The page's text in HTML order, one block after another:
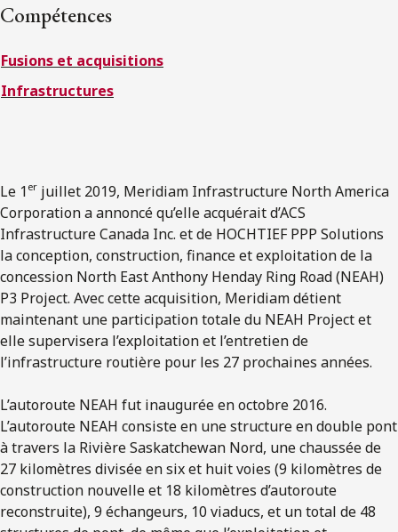
Compétences
Fusions et acquisitions
Infrastructures
Le 1 er juillet 2019, Meridiam Infrastructure North America
Corporation a annoncé qu’elle acquérait d’ACS
Infrastructure Canada Inc. et de HOCHTIEF PPP Solutions
la conception, construction, finance et exploitation de la
concession North East Anthony Henday Ring Road (NEAH)
P3 Project. Avec cette acquisition, Meridiam détient
maintenant une participation totale du NEAH Project et
elle supervisera l’exploitation et l’entretien de
l’infrastructure routière pour les 27 prochaines années.
L’autoroute NEAH fut inaugurée en octobre 2016.
L’autoroute NEAH consiste en une structure en double pont
à travers la Rivière Saskatchewan Nord, une chaussée de
27 kilomètres divisée en six et huit voies (9 kilomètres de
construction nouvelle et 18 kilomètres d’autoroute
reconstruite), 9 échangeurs, 10 viaducs, et un total de 48